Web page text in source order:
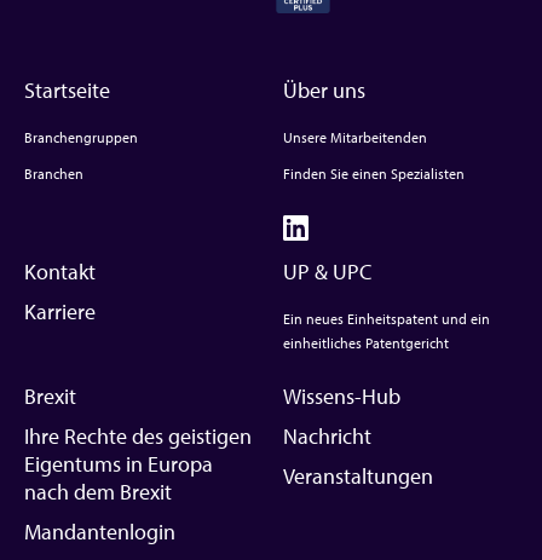
Startseite
Branchengruppen
Branchen
Über uns
Unsere Mitarbeitenden
Finden Sie einen Spezialisten
Kontakt
Karriere
UP & UPC
Ein neues Einheitspatent und ein
einheitliches Patentgericht
Brexit
Ihre Rechte des geistigen
Eigentums in Europa
nach dem Brexit
Mandantenlogin
Wissens-Hub
Nachricht
Veranstaltungen